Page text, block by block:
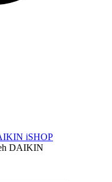
iSHOP
DAIKIN